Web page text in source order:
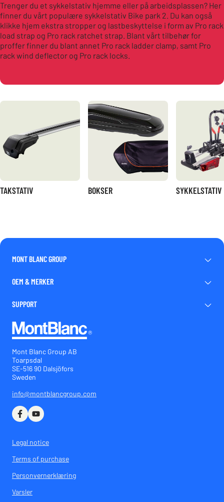
Trenger du et sykkelstativ hjemme eller på arbeidsplassen? Her
finner du vårt populære sykkelstativ Bike park 2. Du kan også
klikke hjem ekstra stropper og lastbeskyttelse i form av Pro rack
load strap og Pro rack ratchet strap. Blant vårt tilbehør for
proffer finner du blant annet Pro rack ladder clamp, samt Pro
rack wind deflector og Pro rack locks.
TAKSTATIV BOKSER SYKKELSTATIV
MONT BLANC GROUP
OEM & MERKER
SUPPORT
Mont Blanc Group AB
Toarpsdal
SE-516 90 Dalsjöfors
Sweden
info@montblancgroup.com
Legal notice
Terms of purchase
Personvernerklæring
Varsler